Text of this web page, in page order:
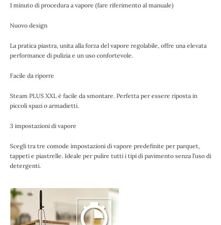
1 minuto di procedura a vapore (fare riferimento al manuale)
Nuovo design
La pratica piastra, unita alla forza del vapore regolabile, offre una elevata
performance di pulizia e un uso confortevole.
Facile da riporre
Steam PLUS XXL è facile da smontare. Perfetta per essere riposta in
piccoli spazi o armadietti.
3 impostazioni di vapore
Scegli tra tre comode impostazioni di vapore predefinite per parquet,
tappeti e piastrelle. Ideale per pulire tutti i tipi di pavimento senza l’uso di
detergenti.